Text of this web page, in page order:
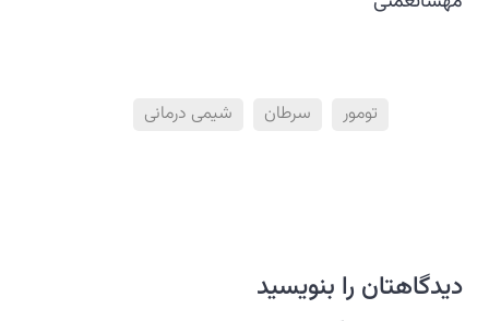
تومور سرطان شیمی درمانی
دیدگاهتان را بنویسید